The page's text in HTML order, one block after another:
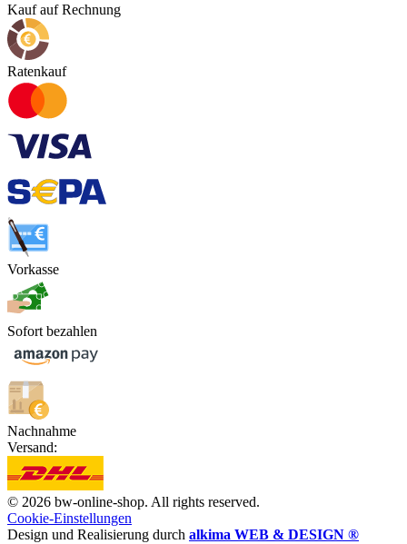
Kauf auf Rechnung
Ratenkauf
Vorkasse
Sofort bezahlen
Nachnahme
Versand:
© 2026 bw-online-shop. All rights reserved.
Cookie-Einstellungen
Design und Realisierung durch alkima WEB & DESIGN ®